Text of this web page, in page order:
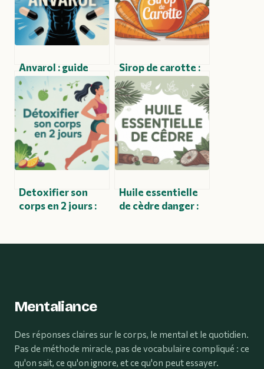
Anvarol : guide
complet et usages
sécurisés pour
optimiser vos
performances
Sirop de carotte :
bienfaits,
préparation et
utilisations
insoupçonnées
Detoxifier son
corps en 2 jours :
Huile essentielle
de cèdre danger :
Mentaliance
Des réponses claires sur le corps, le mental et le quotidien.
Pas de méthode miracle, pas de vocabulaire compliqué : ce
qu'on sait, ce qu'on ignore, et ce qu'on peut essayer.